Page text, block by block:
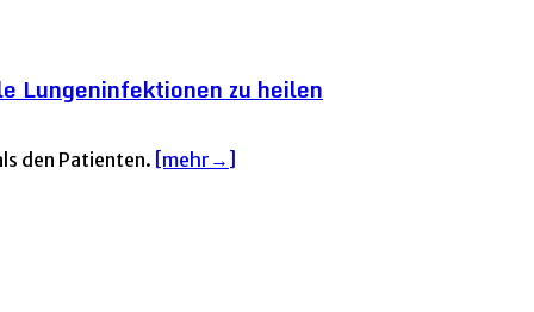
Lungeninfektionen zu heilen
den Patienten. [mehr→]